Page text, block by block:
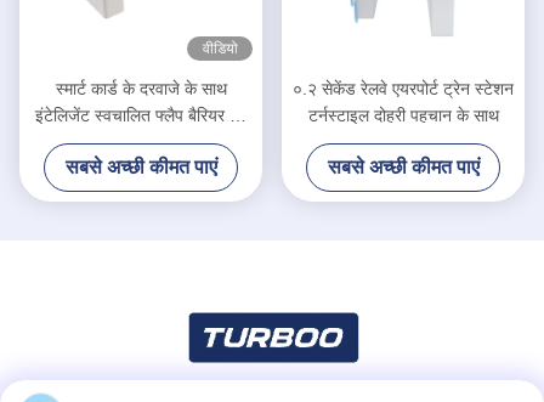
वीडियो
स्मार्ट कार्ड के दरवाजे के साथ
इंटेलिजेंट स्वचालित फ्लैप बैरियर गेट
हाई स्पीड
सबसे अच्छी कीमत पाएं
०.२ सेकेंड रेलवे एयरपोर्ट ट्रेन स्टेशन
टर्नस्टाइल दोहरी पहचान के साथ
सबसे अच्छी कीमत पाएं